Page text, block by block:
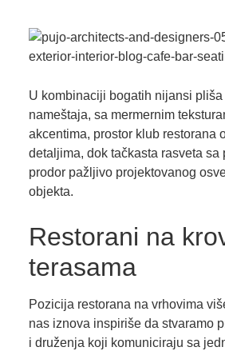
U kombinaciji bogatih nijansi
nameštaja, sa mermernim
akcentima, prostor klub restorana
detaljima, dok tačkasta rasveta sa
prodor pažljivo projektovanog
objekta.
Restorani na
terasama
Pozicija restorana na vrhovima
nas iznova inspiriše da stvaramo
i druženja koji komuniciraju sa